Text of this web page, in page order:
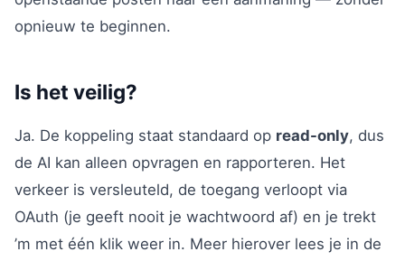
opnieuw te beginnen.
Is het veilig?
Ja. De koppeling staat standaard op read-only, dus
de AI kan alleen opvragen en rapporteren. Het
verkeer is versleuteld, de toegang verloopt via
OAuth (je geeft nooit je wachtwoord af) en je trekt
’m met één klik weer in. Meer hierover lees je in de